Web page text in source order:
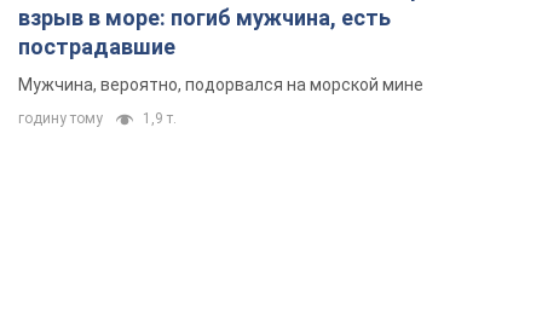
взрыв в море: погиб мужчина, есть
пострадавшие
Мужчина, вероятно, подорвался на морской мине
годину тому 1,9 т.